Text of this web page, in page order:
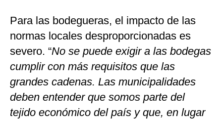
Para las bodegueras, el impacto de las
normas locales desproporcionadas es
severo. “No se puede exigir a las bodegas
cumplir con más requisitos que las
grandes cadenas. Las municipalidades
deben entender que somos parte del
tejido económico del país y que, en lugar